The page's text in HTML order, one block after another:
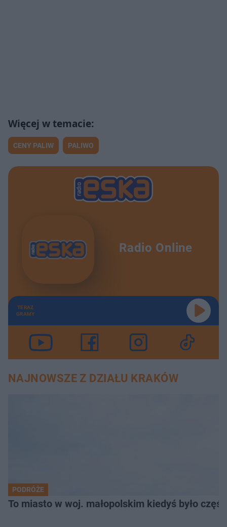
CENY PALIW PALIWO
Radio Online
TERAZ
GRAMY
NAJNOWSZE Z DZIAŁU KRAKÓW
PODRÓŻE
To miasto w woj. małopolskim kiedyś było